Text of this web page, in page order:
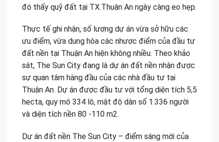
đó thấy quỹ đất tại TX.Thuận An ngày càng eo hẹp.
Thực tế ghi nhận, số lượng dự án vừa sở hữu các
ưu điểm, vừa dung hòa các nhược điểm của đầu tư
đất nền tại Thuận An hiện không nhiều. Theo khảo
sát, The Sun City đang là dự án đất nền nhận được
sự quan tâm hàng đầu của các nhà đầu tư tại
Thuận An. Dự án được đầu tư với tổng diện tích 5,5
hecta, quy mô 334 lô, mật độ dân số 1.336 người
và diện tích nền 80 -110 m2.
Dự án đất nền The Sun City – điểm sáng mới của